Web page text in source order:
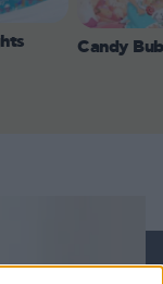
Candy